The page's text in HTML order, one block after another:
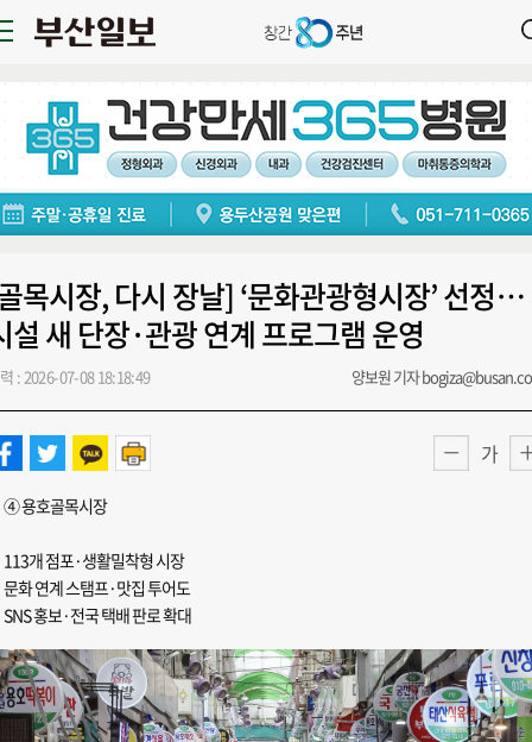
목시장, 다시 장날] ‘문화관광형시장’ 선정…
설 새 단장·관광 연계 프로그램 운영
: 2026-07-08 18:18:49 양보원 기자
가
④ 용호골목시장
113개 점포·생활밀착형 시장
문화 연계 스탬프·맛집 투어도
SNS 홍보·전국 택배 판로 확대